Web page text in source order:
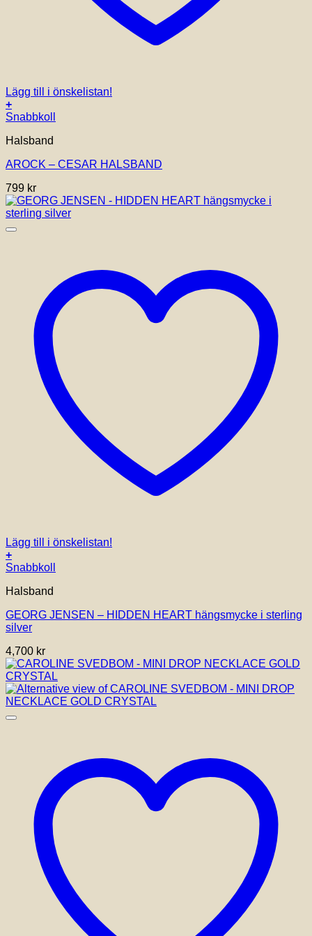
Lägg till i önskelistan!
+
Snabbkoll
Halsband
AROCK – CESAR HALSBAND
799 kr
Lägg till i önskelistan!
+
Snabbkoll
Halsband
GEORG JENSEN – HIDDEN HEART hängsmycke i sterling
silver
4,700 kr